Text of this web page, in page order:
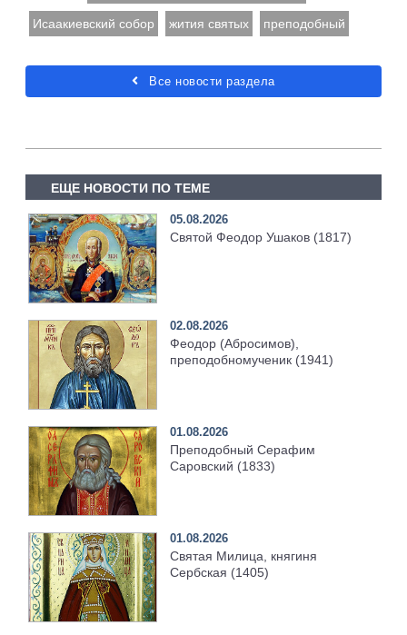
Исаакиевский собор жития святых преподобный
Все новости раздела
ЕЩЕ НОВОСТИ ПО ТЕМЕ
05.08.2026
Святой Феодор Ушаков (1817)
02.08.2026
Феодор (Абросимов),
преподобномученик (1941)
01.08.2026
Преподобный Серафим
Саровский (1833)
01.08.2026
Святая Милица, княгиня
Сербская (1405)